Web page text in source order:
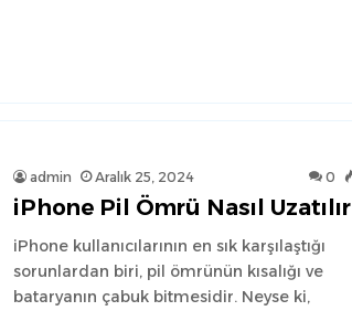
admin Aralık 25, 2024 0
iPhone Pil Ömrü Nasıl Uzatılır
iPhone kullanıcılarının en sık karşılaştığı
sorunlardan biri, pil ömrünün kısalığı ve
bataryanın çabuk bitmesidir. Neyse ki,